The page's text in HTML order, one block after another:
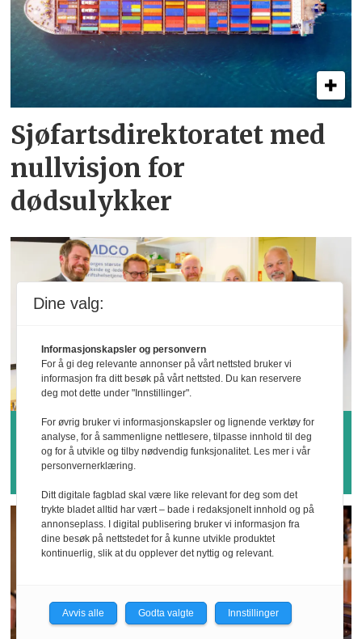
Sjøfartsdirektoratet med
nullvisjon for
dødsulykker
Hvem vinner årets
sykefraværspris?
Dine valg:
Informasjonskapsler og personvern
For å gi deg relevante annonser på vårt nettsted bruker vi
informasjon fra ditt besøk på vårt nettsted. Du kan reservere
deg mot dette under "Innstillinger".
For øvrig bruker vi informasjonskapsler og lignende verktøy for
analyse, for å sammenligne nettlesere, tilpasse innhold til deg
og for å utvikle og tilby nødvendig funksjonalitet. Les mer i vår
personvernerklæring.
Ditt digitale fagblad skal være like relevant for deg som det
trykte bladet alltid har vært – bade i redaksjonelt innhold og på
annonseplass. I digital publisering bruker vi informasjon fra
dine besøk på nettstedet for å kunne utvikle produktet
kontinuerlig, slik at du opplever det nyttig og relevant.
Avvis alle Godta valgte Innstillinger